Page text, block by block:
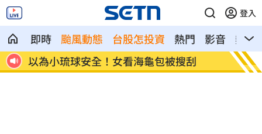
登入
即時 颱風動態 台股怎投資 熱門 影音
熱搜
以為小琉球安全！女看海龜包被搜刮
李多
哭」